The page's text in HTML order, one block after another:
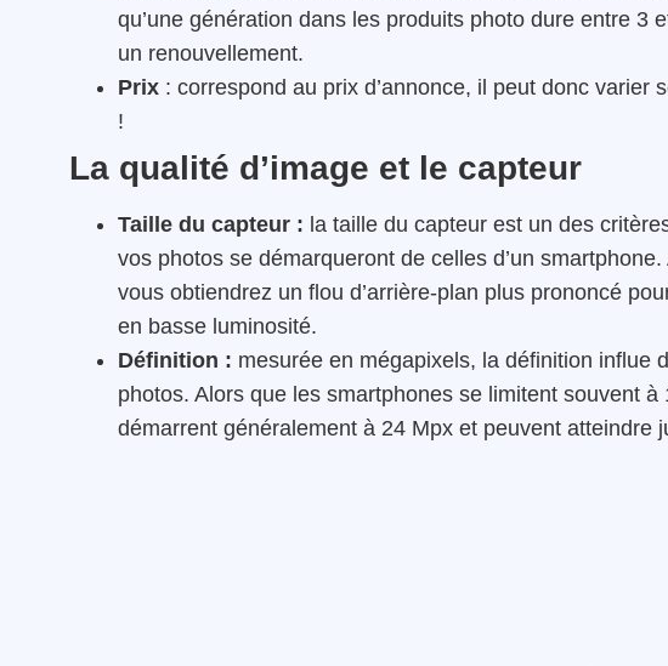
qu’une génération dans les produits photo dure entre 3
un renouvellement.
Prix : correspond au prix d’annonce, il peut donc varier
!
La qualité d’image et le capteur
Taille du capteur : la taille du capteur est un des
vos photos se démarqueront de celles d’un smartphone.
vous obtiendrez un flou d’arrière-plan plus prononcé
en basse luminosité.
Définition : mesurée en mégapixels, la définition influe
photos. Alors que les smartphones se limitent souvent
démarrent généralement à 24 Mpx et peuvent atteindre